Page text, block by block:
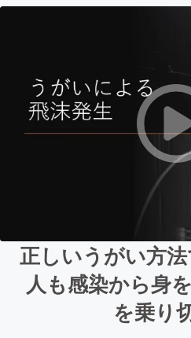
正しいうがい方
人も感染から身
を乗り